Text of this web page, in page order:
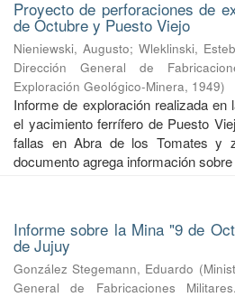
Proyecto de perforaciones de
de Octubre y Puesto Viejo
Nieniewski, Augusto; Wleklinski,
Dirección General de
Exploración Geológico-Minera, 1949)
Informe de exploración realizada
el yacimiento ferrífero de Puesto
fallas en Abra de los Tomates y
documento agrega información sobre
Informe sobre la Mina "9 de
de Jujuy
González Stegemann, Eduardo (
General de Fabricaciones